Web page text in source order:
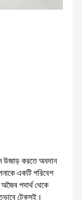
উজাড় করতে অবদান
একটি পরিবেশ
পদার্থ থেকে
টেকসই।